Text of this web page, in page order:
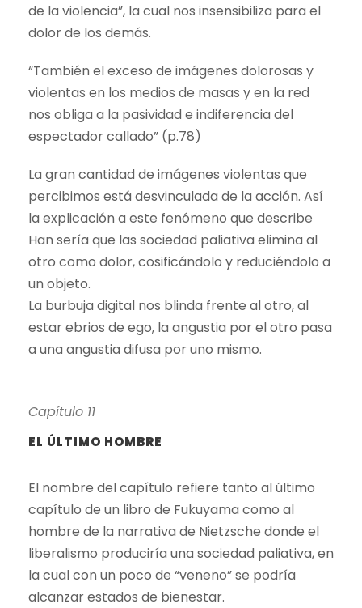
de la violencia”, la cual nos insensibiliza para el
dolor de los demás.
“También el exceso de imágenes dolorosas y
violentas en los medios de masas y en la red
nos obliga a la pasividad e indiferencia del
espectador callado” (p.78)
La gran cantidad de imágenes violentas que
percibimos está desvinculada de la acción. Así
la explicación a este fenómeno que describe
Han sería que las sociedad paliativa elimina al
otro como dolor, cosificándolo y reduciéndolo a
un objeto.
La burbuja digital nos blinda frente al otro, al
estar ebrios de ego, la angustia por el otro pasa
a una angustia difusa por uno mismo.
Capítulo 11
EL ÚLTIMO HOMBRE
El nombre del capítulo refiere tanto al último
capítulo de un libro de Fukuyama como al
hombre de la narrativa de Nietzsche donde el
liberalismo produciría una sociedad paliativa, en
la cual con un poco de “veneno” se podría
alcanzar estados de bienestar.